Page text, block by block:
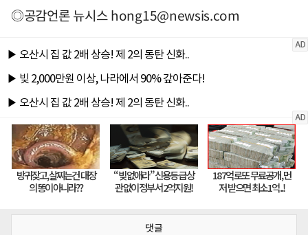
◎공감언론 뉴시스hong15@newsis.com
댓글